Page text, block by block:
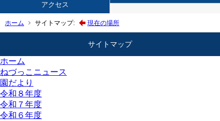
アクセス
ホーム サイトマップ: 現在の場所
サイトマップ
ホーム
ねづっこニュース
園だより
令和８年度
令和７年度
令和６年度